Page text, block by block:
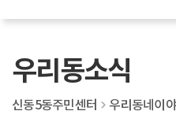
우리동소식
신동5동주민센터 우리동네이야